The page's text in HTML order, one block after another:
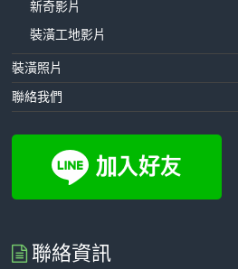
新奇影片
裝潢工地影片
裝潢照片
聯絡我們
聯絡資訊